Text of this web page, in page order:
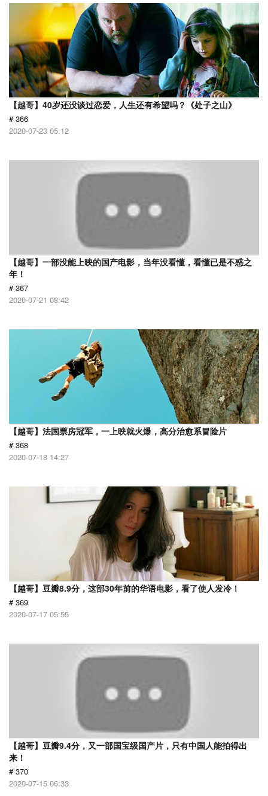
【越哥】40岁还没谈过恋爱，人生还有希望吗？《处子之山》
# 366
2020-07-23 05:12
【越哥】一部没能上映的国产电影，当年没看懂，看懂已是不惑之
年！
# 367
2020-07-21 08:42
【越哥】法国票房冠军，一上映就火爆，高分治愈系冒险片
# 368
2020-07-18 14:27
【越哥】豆瓣8.9分，这部30年前的华语电影，看了使人发冷！
# 369
2020-07-17 05:55
【越哥】豆瓣9.4分，又一部国宝级国产片，只有中国人能拍得出
来！
# 370
2020-07-15 06:33